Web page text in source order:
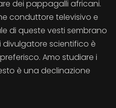
dei pappagalli africani.
conduttore televisivo e
di queste vesti sembrano
divulgatore scientifico è
Amo studiare i
è una declinazione